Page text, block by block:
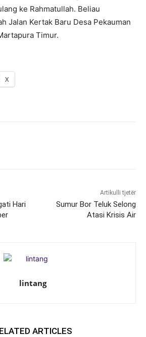
ke Rahmatullah. Beliau
Jalan Kertak Baru Desa Pekauman
Timur.
X
Hari
Artikulli tjetër
Sumur Bor Teluk Selong
Atasi Krisis Air
lintang
ARTICLES